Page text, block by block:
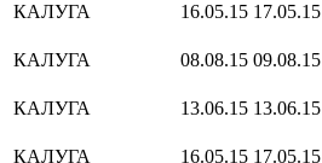
КАЛУГА 16.05.15 17.05.15
КАЛУГА 08.08.15 09.08.15
КАЛУГА 13.06.15 13.06.15
КАЛУГА 16.05.15 17.05.15